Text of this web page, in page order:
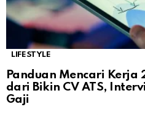
LIFESTYLE
Panduan Mencari Kerja
dari Bikin CV ATS,
Gaji